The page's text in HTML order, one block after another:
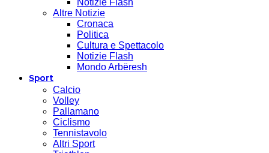
Notizie Flash
Altre Notizie
Cronaca
Politica
Cultura e Spettacolo
Notizie Flash
Mondo Arbëresh
Sport
Calcio
Volley
Pallamano
Ciclismo
Tennistavolo
Altri Sport